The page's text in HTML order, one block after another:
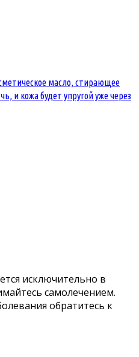
масло, стирающее
и кожа будет упругой уже через
исключительно в
самолечением.
обратитесь к